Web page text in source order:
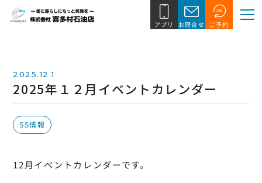
2025.12.1
2025年１２月イベントカレンダー
SS情報
12月イベントカレンダーです。